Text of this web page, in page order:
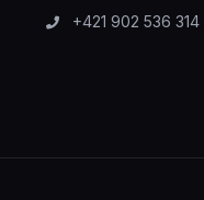
+421 902 536 314